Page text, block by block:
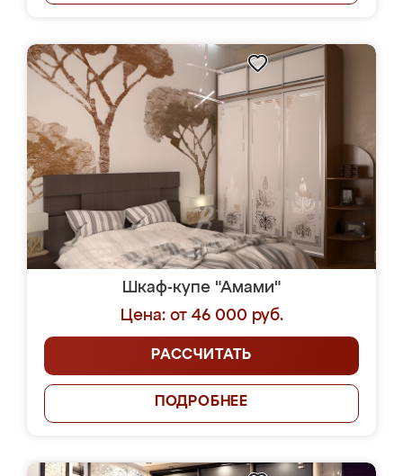
Шкаф-купе "Амами"
Цена: от 46 000 руб.
РАССЧИТАТЬ
ПОДРОБНЕЕ